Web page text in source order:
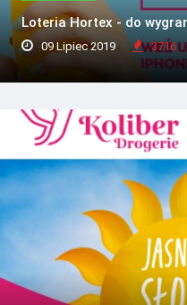
Loteria Hortex - do
09 Lipiec 2019 3716